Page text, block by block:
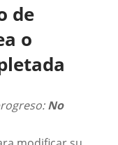
de
o
No